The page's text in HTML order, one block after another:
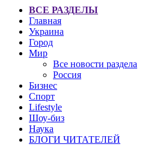
ВСЕ РАЗДЕЛЫ
Главная
Украина
Город
Мир
Все новости раздела
Россия
Бизнес
Спорт
Lifestyle
Шоу-биз
Наука
БЛОГИ ЧИТАТЕЛЕЙ